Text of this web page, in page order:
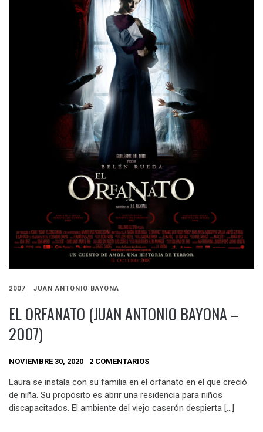
2007 JUAN ANTONIO BAYONA
EL ORFANATO (JUAN ANTONIO BAYONA –
2007)
NOVIEMBRE 30, 2020 2 COMENTARIOS
Laura se instala con su familia en el orfanato en el que creció
de niña. Su propósito es abrir una residencia para niños
discapacitados. El ambiente del viejo caserón despierta […]